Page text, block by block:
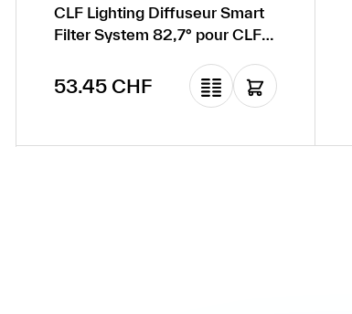
CLF Lighting Diffuseur Smart
Filter System 82,7° pour CLF
Prix régulier :
53.45 CHF